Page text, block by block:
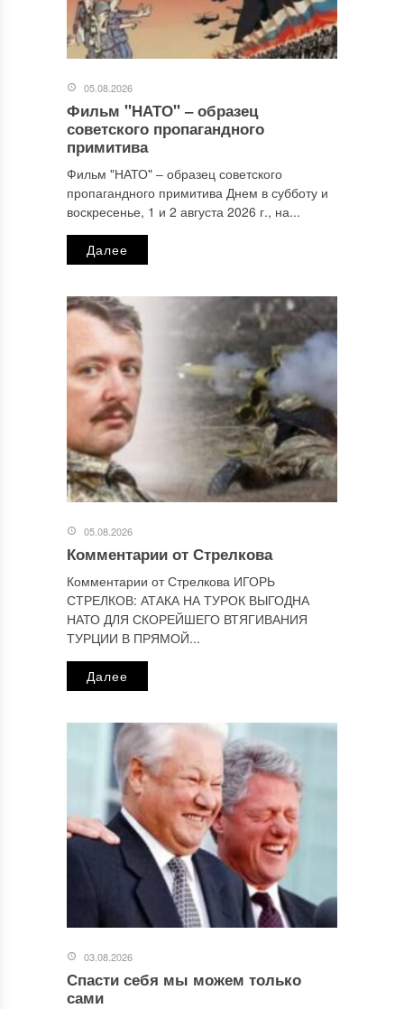
Этот сайт использует Akismet для борьбы со спамом.
Узнайте, как обрабатываются ваши данные комментариев
персональных данных.
05.08.2026
Фильм "НАТО" ‒ образец
советского пропагандного
примитива
Фильм "НАТО" ‒ образец советского
пропагандного примитива Днем в субботу и
воскресенье, 1 и 2 августа 2026 г., на...
Далее
05.08.2026
Комментарии от Стрелкова
Комментарии от Стрелкова ИГОРЬ
СТРЕЛКОВ: АТАКА НА ТУРОК ВЫГОДНА
НАТО ДЛЯ СКОРЕЙШЕГО ВТЯГИВАНИЯ
ТУРЦИИ В ПРЯМОЙ...
Далее
03.08.2026
Спасти себя мы можем только
сами